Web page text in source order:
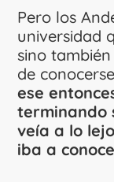
Pero los
universidad
sino
de
ese
terminando
veía a lo
iba a